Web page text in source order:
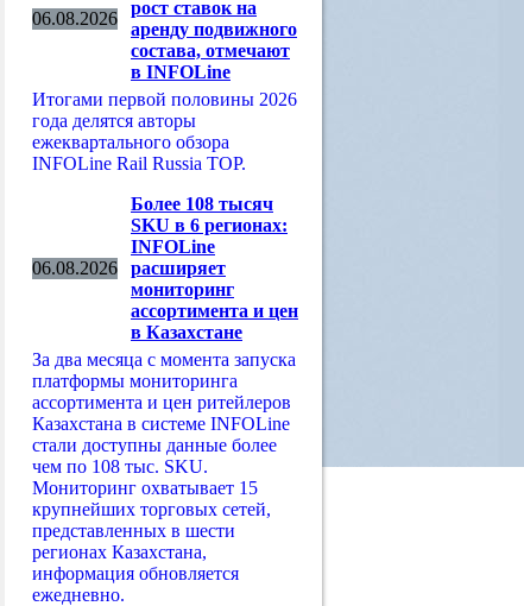
06.08.2026
рост ставок на
аренду подвижного
состава, отмечают
в INFOLine
Итогами первой половины 2026
года делятся авторы
ежеквартального обзора
INFOLine Rail Russia TOP.
06.08.2026
Более 108 тысяч
SKU в 6 регионах:
INFOLine
расширяет
мониторинг
ассортимента и цен
в Казахстане
За два месяца с момента запуска
платформы мониторинга
ассортимента и цен ритейлеров
Казахстана в системе INFOLine
стали доступны данные более
чем по 108 тыс. SKU.
Мониторинг охватывает 15
крупнейших торговых сетей,
представленных в шести
регионах Казахстана,
информация обновляется
ежедневно.